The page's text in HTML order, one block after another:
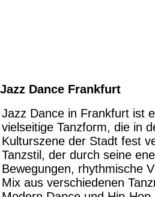
Jazz Dance Frankfurt
Jazz Dance in Frankfurt ist
vielseitige Tanzform, die in
Kulturszene der Stadt fest
Tanzstil, der durch seine
Bewegungen, rhythmische
Mix aus verschiedenen